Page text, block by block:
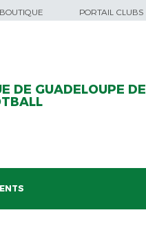
BOUTIQUE PORTAIL CLUBS
DE GUADELOUPE DE